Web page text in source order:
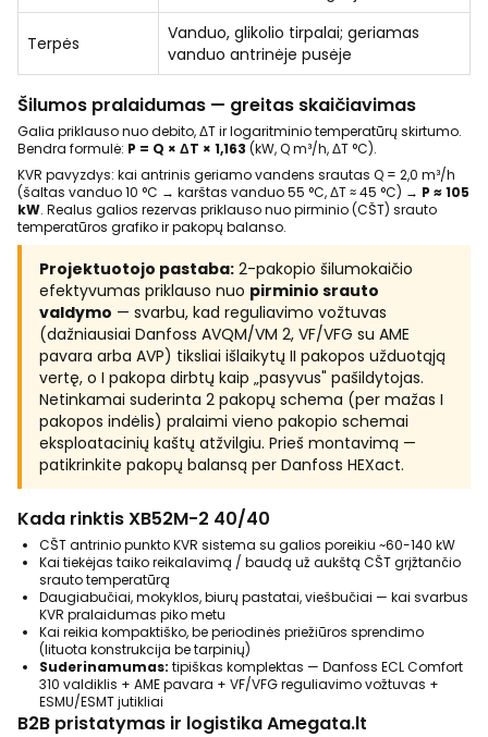
Terpės
Vanduo, glikolio tirpalai; geriamas
vanduo antrinėje pusėje
Šilumos pralaidumas — greitas skaičiavimas
Galia priklauso nuo debito, ΔT ir logaritminio temperatūrų skirtumo.
Bendra formulė: P = Q × ΔT × 1,163 (kW, Q m³/h, ΔT °C).
KVR pavyzdys: kai antrinis geriamo vandens srautas Q = 2,0 m³/h
(šaltas vanduo 10 °C → karštas vanduo 55 °C, ΔT ≈ 45 °C) → P ≈ 105
kW. Realus galios rezervas priklauso nuo pirminio (CŠT) srauto
temperatūros grafiko ir pakopų balanso.
Projektuotojo pastaba: 2-pakopio šilumokaičio
efektyvumas priklauso nuo pirminio srauto
valdymo — svarbu, kad reguliavimo vožtuvas
(dažniausiai Danfoss AVQM/VM 2, VF/VFG su AME
pavara arba AVP) tiksliai išlaikytų II pakopos užduotąją
vertę, o I pakopa dirbtų kaip „pasyvus" pašildytojas.
Netinkamai suderinta 2 pakopų schema (per mažas I
pakopos indėlis) pralaimi vieno pakopio schemai
eksploatacinių kaštų atžvilgiu. Prieš montavimą —
patikrinkite pakopų balansą per Danfoss HEXact.
Kada rinktis XB52M-2 40/40
CŠT antrinio punkto KVR sistema su galios poreikiu ~60-140 kW
Kai tiekėjas taiko reikalavimą / baudą už aukštą CŠT grįžtančio
srauto temperatūrą
Daugiabučiai, mokyklos, biurų pastatai, viešbučiai — kai svarbus
KVR pralaidumas piko metu
Kai reikia kompaktiško, be periodinės priežiūros sprendimo
(lituota konstrukcija be tarpinių)
Suderinamumas: tipiškas komplektas — Danfoss ECL Comfort
310 valdiklis + AME pavara + VF/VFG reguliavimo vožtuvas +
ESMU/ESMT jutikliai
B2B pristatymas ir logistika Amegata.lt